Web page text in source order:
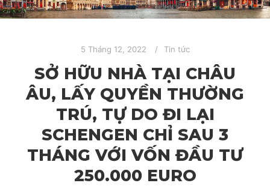
5 Tháng 12, 2022 Tin tức
SỞ HỮU NHÀ TẠI CHÂU
ÂU, LẤY QUYỀN THƯỜNG
TRÚ, TỰ DO ĐI LẠI
SCHENGEN CHỈ SAU 3
THÁNG VỚI VỐN ĐẦU TƯ
250.000 EURO